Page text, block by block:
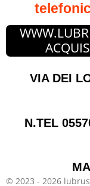
VIA DEI
N.TEL
© 2023 - 2026